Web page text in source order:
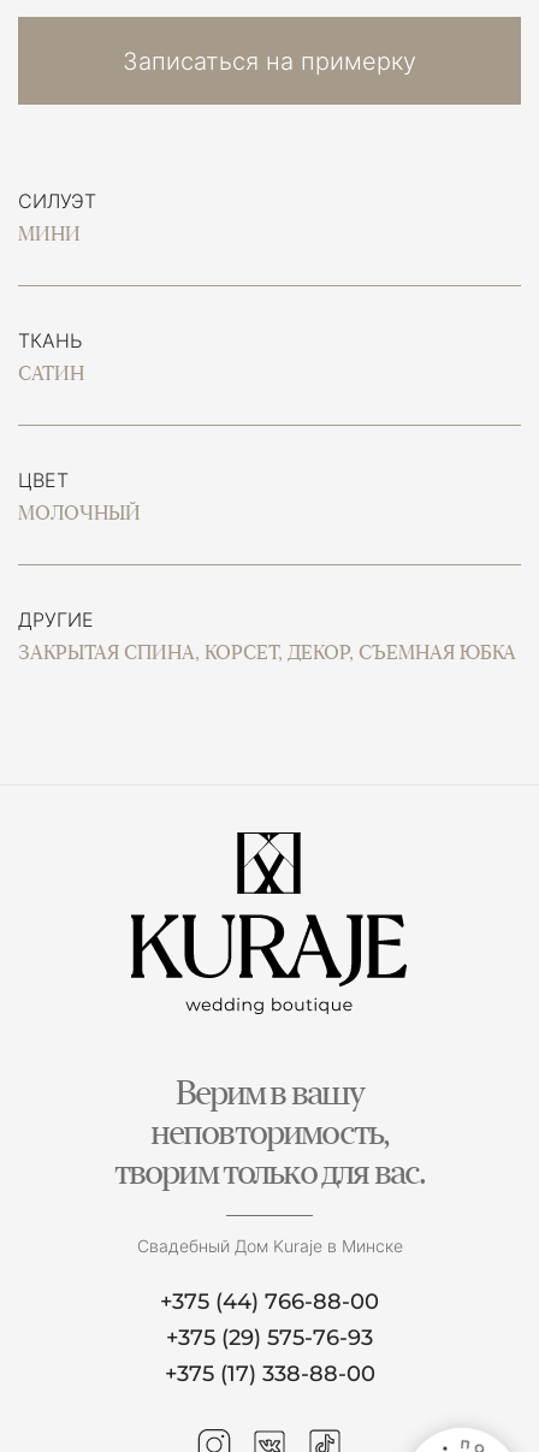
СИЛУЭТ
МИНИ
ТКАНЬ
САТИН
ЦВЕТ
МОЛОЧНЫЙ
ДРУГИЕ
ЗАКРЫТАЯ СПИНА, КОРСЕТ, ДЕКОР, СЪЕМНАЯ ЮБКА
Записаться на примерку
+375 (44) 766-88-00
+375 (29) 575-76-93
+375 (17) 338-88-00
Верим в вашу
неповторимость,
творим только для вас.
Свадебный Дом Kuraje в Минске